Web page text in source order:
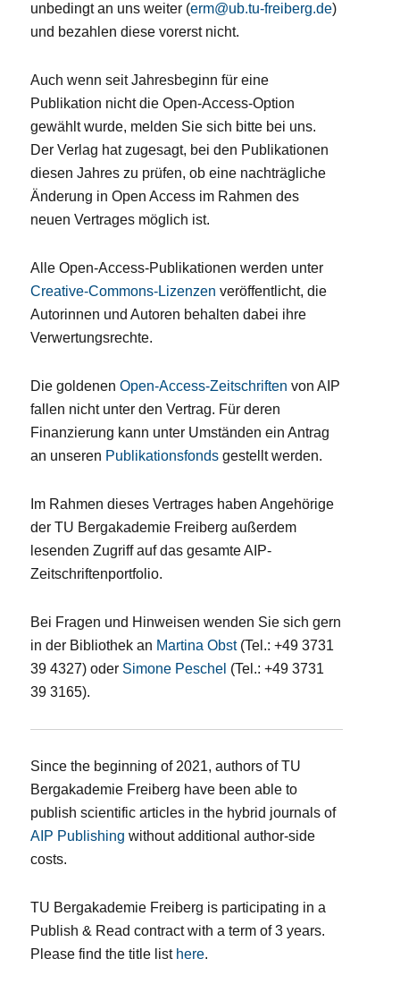
unbedingt an uns weiter (erm@ub.tu-freiberg.de)
und bezahlen diese vorerst nicht.
Auch wenn seit Jahresbeginn für eine
Publikation nicht die Open-Access-Option
gewählt wurde, melden Sie sich bitte bei uns.
Der Verlag hat zugesagt, bei den Publikationen
diesen Jahres zu prüfen, ob eine nachträgliche
Änderung in Open Access im Rahmen des
neuen Vertrages möglich ist.
Alle Open-Access-Publikationen werden unter
Creative-Commons-Lizenzen veröffentlicht, die
Autorinnen und Autoren behalten dabei ihre
Verwertungsrechte.
Die goldenenOpen-Access-Zeitschriften von AIP
fallen nicht unter den Vertrag. Für deren
Finanzierung kann unter Umständen ein Antrag
an unseren Publikationsfonds gestellt werden.
Im Rahmen dieses Vertrages haben Angehörige
der TU Bergakademie Freiberg außerdem
lesenden Zugriff auf das gesamte AIP-
Zeitschriftenportfolio.
Bei Fragen und Hinweisen wenden Sie sich gern
in der Bibliothek an Martina Obst(Tel.: +49 3731
39 4327) oder Simone Peschel (Tel.: +49 3731
39 3165).
Since the beginning of 2021, authors of TU
Bergakademie Freiberg have been able to
publish scientific articles in the hybrid journals of
AIP Publishing without additional author-side
costs.
TU Bergakademie Freiberg is participating in a
Publish & Read contract with a term of 3 years.
Please find the title list here.